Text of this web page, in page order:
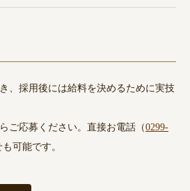
、採用後には給料を決めるために実技
ご応募ください。直接お電話（0299-
可能です。